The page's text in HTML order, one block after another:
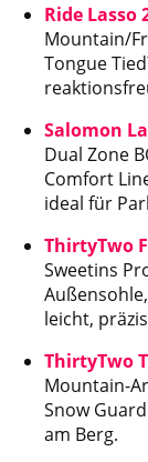
Ride Lasso
Mountain/
Tongue
Salomon
Dual Zone
Comfort
ideal für
ThirtyTwo
Sweetins
leicht,
ThirtyTwo
Mountain-
Snow
am Berg.